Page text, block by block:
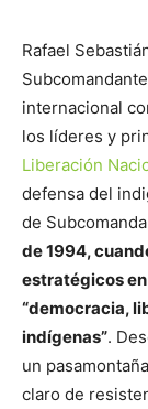
Rafael
internacional
los líderes y
Liberación
defensa del
de
de 1994,
estratégicos
“democracia,
indígenas”.
un
claro de